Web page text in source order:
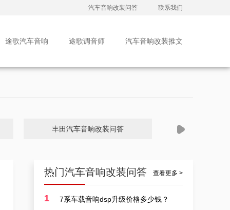
汽车音响改装问答 联系我们
途歌汽车音响 途歌调音师 汽车音响改装推文
丰田汽车音响改装问答
热门汽车音响改装问答 查看更多 >
1 7系车载音响dsp升级价格多少钱？
佛山汽车音响改装本田轩逸，广东佛山隔音汽车音响隔音改装升级案例